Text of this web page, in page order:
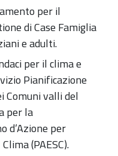
per il
di Case Famiglia
e adulti.
per il clima e
Pianificazione
Comuni valli del
per la
d’Azione per
(PAESC).